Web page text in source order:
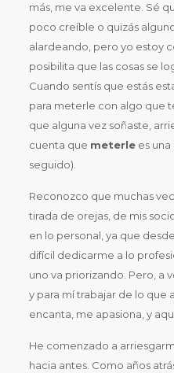
más, me va excelente. Sé
poco creíble o quizás
alardeando, pero yo estoy
posibilita que las cosas se
Cuando sentís que estás
para meterle con algo que
que alguna vez soñaste,
cuenta que meterlees una
seguido).
Reconozco que muchas
tirada de orejas, de mis
en lo personal, ya que
difícil dedicarme a lo
uno va priorizando. Pero, a
y para mí trabajar de lo que
encanta, me apasiona, y
He comenzado a
hacia antes. Como años